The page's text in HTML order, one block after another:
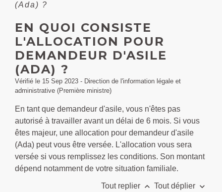
(Ada) ?
EN QUOI CONSISTE
L'ALLOCATION POUR
DEMANDEUR D'ASILE
(ADA) ?
Vérifié le 15 Sep 2023 - Direction de l'information légale et
administrative (Première ministre)
En tant que demandeur d'asile, vous n'êtes pas
autorisé à travailler avant un délai de 6 mois. Si vous
êtes majeur, une allocation pour demandeur d'asile
(Ada) peut vous être versée. L'allocation vous sera
versée si vous remplissez les conditions. Son montant
dépend notamment de votre situation familiale.
Tout replier keyboard_arrow_up Tout déplier keyboard_arrow_down